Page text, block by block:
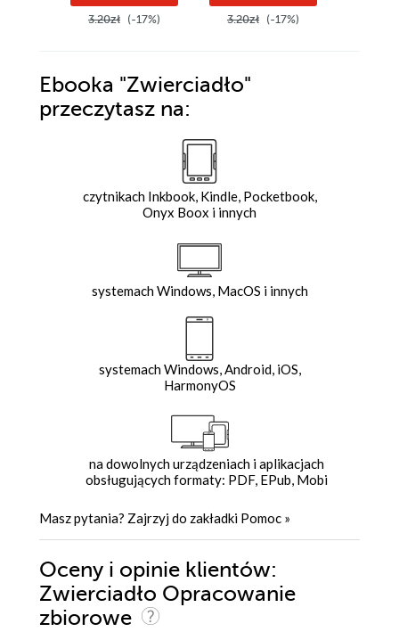
3.20zł (-17%) 3.20zł (-17%)
Ebooka "Zwierciadło"
przeczytasz na:
czytnikach Inkbook, Kindle, Pocketbook,
Onyx Boox i innych
systemach Windows, MacOS i innych
systemach Windows, Android, iOS,
HarmonyOS
na dowolnych urządzeniach i aplikacjach
obsługujących formaty: PDF, EPub, Mobi
Masz pytania? Zajrzyj do zakładki Pomoc »
Oceny i opinie klientów:
Zwierciadło Opracowanie
zbiorowe